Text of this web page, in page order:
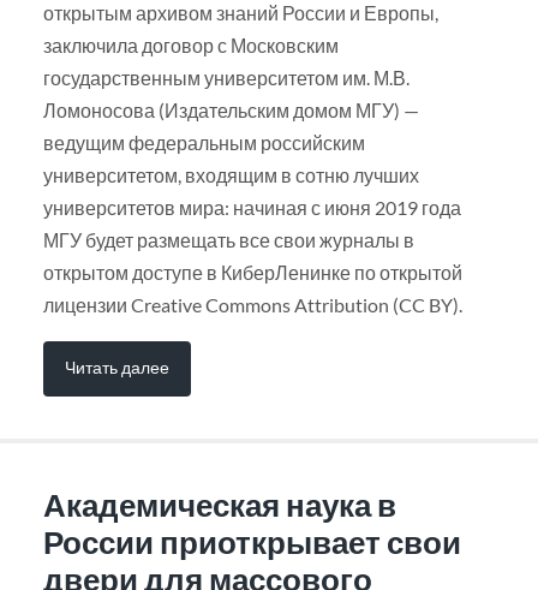
открытым архивом знаний России и Европы,
заключила договор с Московским
государственным университетом им. М.В.
Ломоносова (Издательским домом МГУ) —
ведущим федеральным российским
университетом, входящим в сотню лучших
университетов мира: начиная с июня 2019 года
МГУ будет размещать все свои журналы в
открытом доступе в КиберЛенинке по открытой
лицензии Creative Commons Attribution (CC BY).
Читать далее
Академическая наука в
России приоткрывает свои
двери для массового